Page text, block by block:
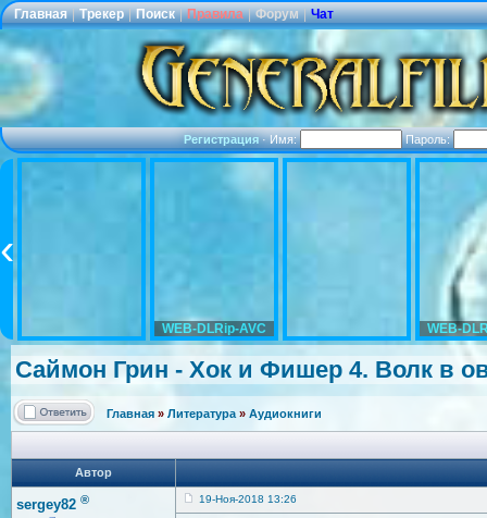
Главная | Трекер | Поиск | Правила | Форум | Чат
Регистрация·Имя: Пароль:
WEB-DLRip-AVC WEB-
Саймон Грин - Хок и Фишер 4. Волк в
Главная » Литература » Аудиокниги
Автор
sergey82 ® 19-Ноя-2018 13:26